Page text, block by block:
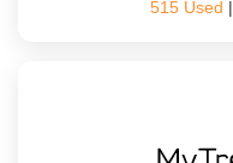
515 Used